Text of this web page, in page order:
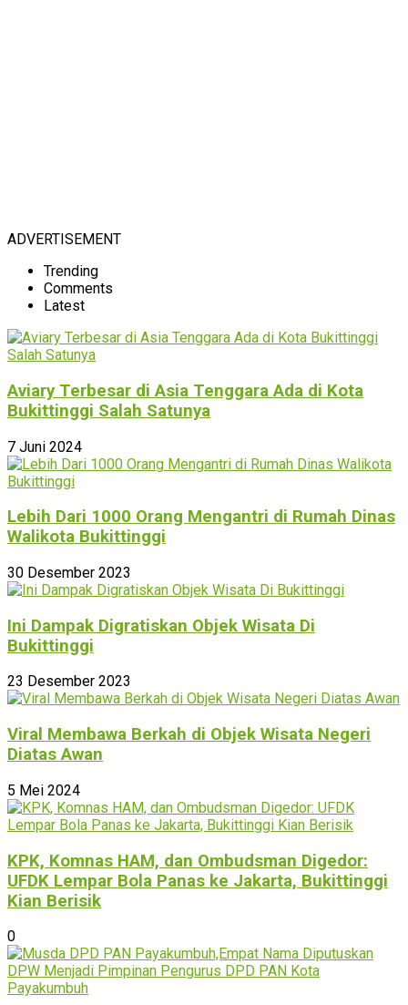
ADVERTISEMENT
Trending
Comments
Latest
Aviary Terbesar di Asia Tenggara Ada di Kota
Bukittinggi Salah Satunya
7 Juni 2024
Lebih Dari 1000 Orang Mengantri di Rumah Dinas
Walikota Bukittinggi
30 Desember 2023
Ini Dampak Digratiskan Objek Wisata Di
Bukittinggi
23 Desember 2023
Viral Membawa Berkah di Objek Wisata Negeri
Diatas Awan
5 Mei 2024
KPK, Komnas HAM, dan Ombudsman Digedor:
UFDK Lempar Bola Panas ke Jakarta, Bukittinggi
Kian Berisik
0